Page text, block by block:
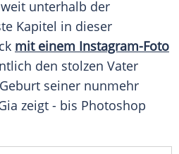
unterhalb der
Kapitel in dieser
mit einem Instagram-Foto
den stolzen Vater
seiner nunmehr
zeigt - bis Photoshop